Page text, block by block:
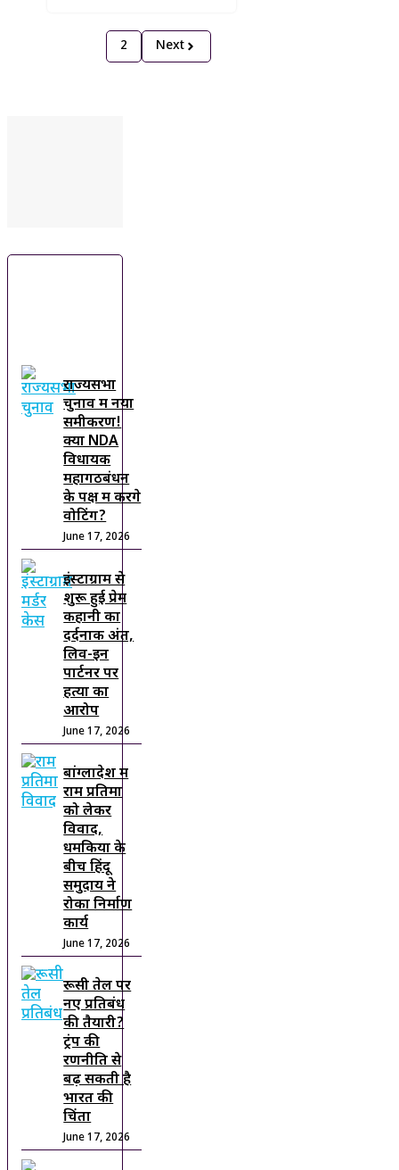
2 Next
राज्यसभा
चुनाव में नया
समीकरण!
क्या NDA
विधायक
महागठबंधन
के पक्ष में करेंगे
वोटिंग?
June 17, 2026
इंस्टाग्राम से
शुरू हुई प्रेम
कहानी का
दर्दनाक अंत,
लिव-इन
पार्टनर पर
हत्या का
आरोप
June 17, 2026
बांग्लादेश में
राम प्रतिमा
को लेकर
विवाद,
धमकियों के
बीच हिंदू
समुदाय ने
रोका निर्माण
कार्य
June 17, 2026
रूसी तेल पर
नए प्रतिबंध
की तैयारी?
ट्रंप की
रणनीति से
बढ़ सकती है
भारत की
चिंता
June 17, 2026